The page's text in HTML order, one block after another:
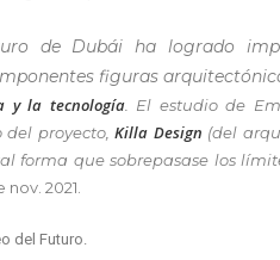
de Dubái ha logrado
figuras
y la tecnología. El estudio de
del proyecto,Killa Design (del
forma que sobrepasase los
nov. 2021.
del Futuro.